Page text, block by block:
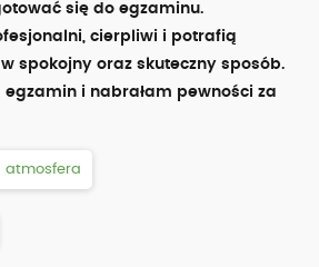
się do egzaminu.
cierpliwi i potrafią
spokojny oraz skuteczny sposób.
egzamin i nabrałam pewności za
atmosfera